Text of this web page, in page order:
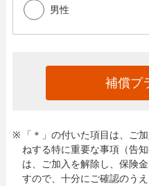
男性
補償プ
※
「＊」の付いた項目は、ご
ねする特に重要な事項（告
は、ご加入を解除し、保険
すので、十分にご確認のう